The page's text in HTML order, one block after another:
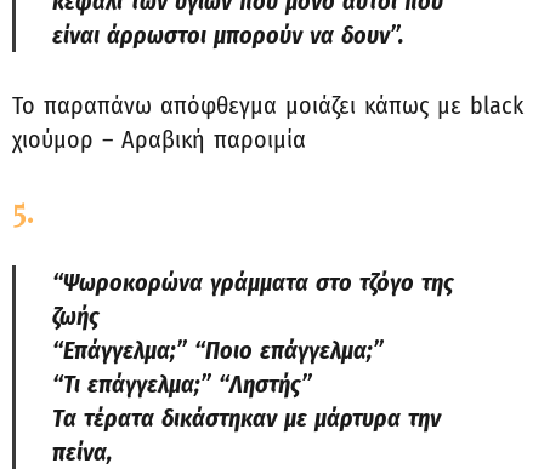
είναι άρρωστοι μπορούν να δουν”.
Το παραπάνω απόφθεγμα μοιάζει κάπως με black
χιούμορ – Αραβική παροιμία
5.
“Ψωροκορώνα γράμματα στο τζόγο της
ζωής
“Επάγγελμα;” “Ποιο επάγγελμα;”
“Τι επάγγελμα;” “Ληστής”
Τα τέρατα δικάστηκαν με μάρτυρα την
πείνα,